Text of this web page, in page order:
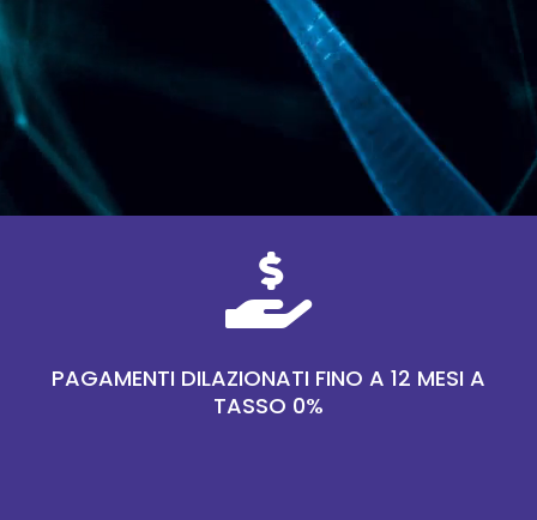

PAGAMENTI DILAZIONATI FINO A 12 MESI A
TASSO 0%